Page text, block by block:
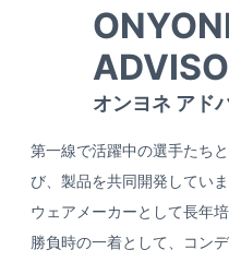
オンヨネ アド
第一線で活躍中の選手たち
び、製品を共同開発していま
ウェアメーカーとして長年
勝負時の一着として、コン